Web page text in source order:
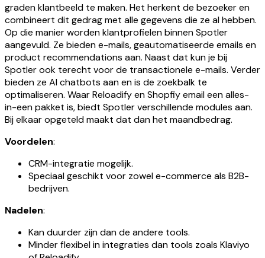
graden klantbeeld te maken. Het herkent de bezoeker en
combineert dit gedrag met alle gegevens die ze al hebben.
Op die manier worden klantprofielen binnen Spotler
aangevuld. Ze bieden e-mails, geautomatiseerde emails en
product recommendations aan. Naast dat kun je bij
Spotler ook terecht voor de transactionele e-mails. Verder
bieden ze AI chatbots aan en is de zoekbalk te
optimaliseren. Waar Reloadify en Shopfiy email een alles-
in-een pakket is, biedt Spotler verschillende modules aan.
Bij elkaar opgeteld maakt dat dan het maandbedrag.
Voordelen:
CRM-integratie mogelijk.
Speciaal geschikt voor zowel e-commerce als B2B-
bedrijven.
Nadelen:
Kan duurder zijn dan de andere tools.
Minder flexibel in integraties dan tools zoals Klaviyo